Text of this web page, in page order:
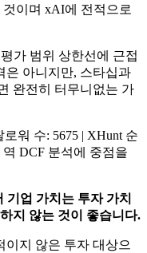
이며 xAI에 전적으로
가 범위 상한선에 근접
은 아니지만, 스타십과
완전히 터무니없는 가
로워 수: 5675 | XHunt 순
DCF 분석에 중점을
기업 가치는 투자 가치
지 않는 것이 좋습니다.
지 않은 투자 대상으